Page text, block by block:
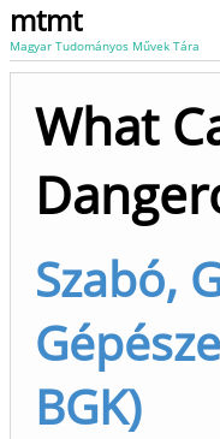
mtmt
Magyar Tudományos Művek Tára
What
Szabó,
BGK)